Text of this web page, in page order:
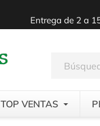
Entrega de 2 a
TOP VENTAS